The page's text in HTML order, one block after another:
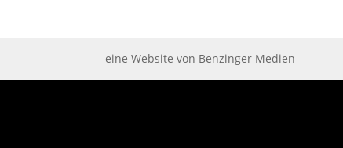
eine Website von Benzinger Medien